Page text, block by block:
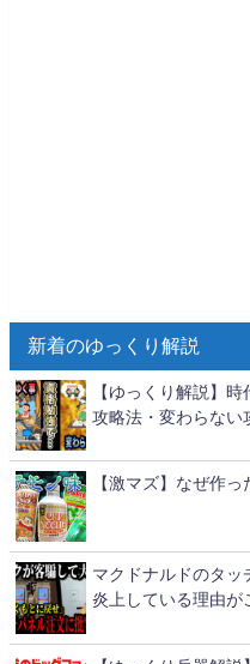
新着のゆっくり解説
【ゆっくり解説】
攻略法・変わらない
【激マズ】なぜ作
マクドナルドのタッ
炎上している理由が